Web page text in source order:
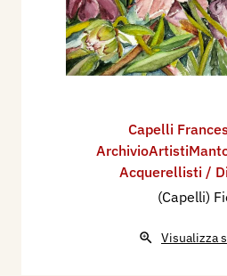
Capelli
Acquerellisti /
(Capelli)
Visualizza